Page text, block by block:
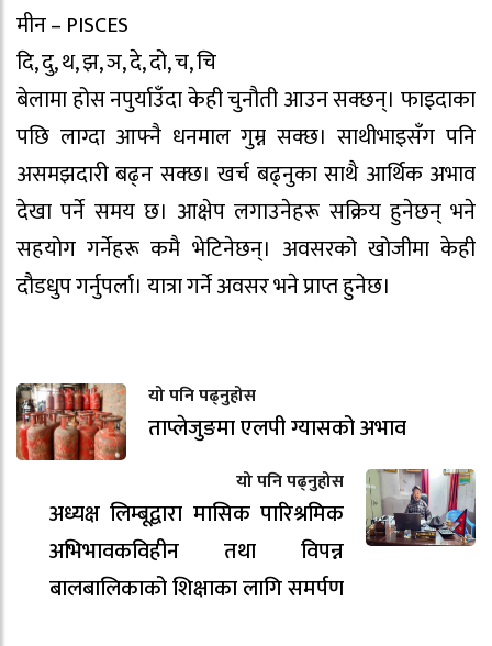
मीन – PISCES
दि, दु, थ, झ, ञ, दे, दो, च, चि
बेलामा होस नपुर्याउँदा केही चुनौती आउन सक्छन्। फाइदाका
पछि लाग्दा आफ्नै धनमाल गुम्न सक्छ। साथीभाइसँग पनि
असमझदारी बढ्न सक्छ। खर्च बढ्नुका साथै आर्थिक अभाव
देखा पर्ने समय छ। आक्षेप लगाउनेहरू सक्रिय हुनेछन् भने
सहयोग गर्नेहरू कमै भेटिनेछन्। अवसरको खोजीमा केही
दौडधुप गर्नुपर्ला। यात्रा गर्ने अवसर भने प्राप्त हुनेछ।
यो पनि पढ्नुहोस
ताप्लेजुङमा एलपी ग्यासको अभाव
यो पनि पढ्नुहोस
अध्यक्ष लिम्बूद्वारा मासिक पारिश्रमिक
अभिभावकविहीन तथा विपन्न
बालबालिकाको शिक्षाका लागि समर्पण